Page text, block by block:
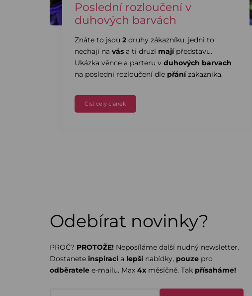
Poslední rozloučení v
duhových barvách
Znáte to jsou 2 druhy zákazníku, jedni to
nechají na vás a ti druzí majípředstavu.
Ukázka věnce a parteru v duhových barvach
na poslední rozloučení dle přánízákazníka.
Číst celý článek
Odebírat novinky?
PROČ? PROTOŽE! Neposíláme další nudný newsletter.
Dostanete inspiraci a lepšínabídky, pouze pro
odběratele e-mailu. Max 4x měsíčně. Tak přísaháme!